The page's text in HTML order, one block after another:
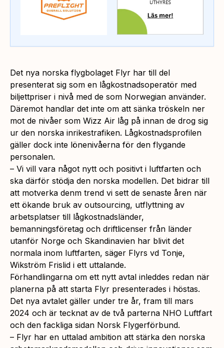
Det nya norska flygbolaget Flyr har till del
presenterat sig som en lågkostnadsoperatör med
biljettpriser i nivå med de som Norwegian använder.
Däremot handlar det inte om att sänka tröskeln ner
mot de nivåer som Wizz Air låg på innan de drog sig
ur den norska inrikestrafiken. Lågkostnadsprofilen
gäller dock inte lönenivåerna för den flygande
personalen.
– Vi vill vara något nytt och positivt i luftfarten och
ska därför stödja den norska modellen. Det bidrar till
att motverka denm trend vi sett de senaste åren när
ett ökande bruk av outsourcing, utflyttning av
arbetsplatser till lågkostnadsländer,
bemanningsföretag och driftlicenser från länder
utanför Norge och Skandinavien har blivit det
normala inom luftfarten, säger Flyrs vd Tonje,
Wikström Frislid i ett uttalande.
Förhandlingarna om ett nytt avtal inleddes redan när
planerna på att starta Flyr presenterades i höstas.
Det nya avtalet gäller under tre år, fram till mars
2024 och är tecknat av de två parterna NHO Luftfart
och den fackliga sidan Norsk Flygerförbund.
– Flyr har en uttalad ambition att stärka den norska